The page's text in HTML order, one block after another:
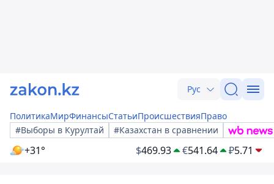
Рус
ПолитикаМирФинансыСтатьиПроисшествияПраво
#Выборы в Курултай
#Казахстан в сравнении
+31° $469.93 €541.64 ₽5.71